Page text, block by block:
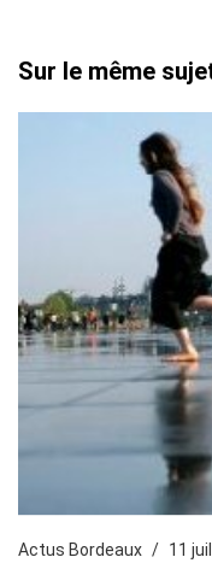
Sur le même
Actus Bordeaux 11